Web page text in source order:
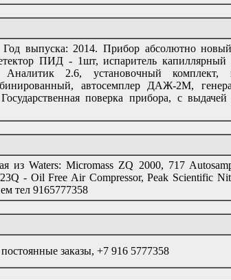
выпуска: 2014. Прибор абсолютно
ПИД - 1шт, испаритель
Аналитик 2.6, установочный
автосемплер ДАЖ-2М,
поверка прибора, с
Waters: Micromass ZQ 2000, 717
- Oil Free Air Compressor, Peak Scientific
тел 9165777358
заказы, +7 916 5777358